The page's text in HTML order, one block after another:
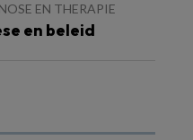
EN THERAPIE
en beleid